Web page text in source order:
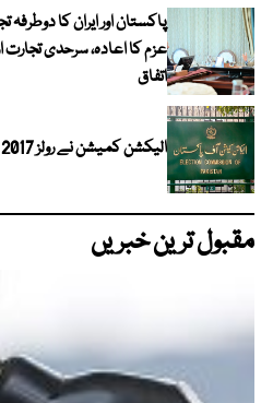
عزم کا اعادہ، سرحدی تجارت
اتفاق
الیکشن کمیشن نے رولز 2017 میں ترمیم کا مسودہ جاری کر دیا
مقبول ترین خبریں